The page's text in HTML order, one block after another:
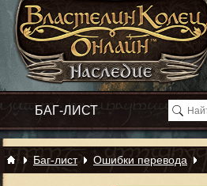
Баг-лист Ошибки перевода